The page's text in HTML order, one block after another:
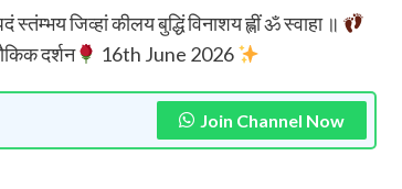
स्तंम्भय जिव्हां कीलय बुद्धिं विनाशय ह्लीं ॐ स्वाहा ॥
दर्शन 16th June 2026
Join Channel Now